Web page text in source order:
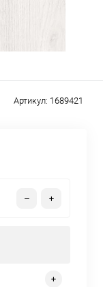
Артикул: 1689421